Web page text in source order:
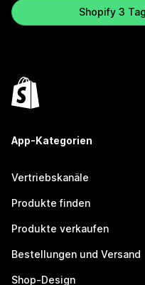
Shopify 3
App-Kategorien
Vertriebskanäle
Produkte finden
Produkte verkaufen
Bestellungen und Versand
Shop-Design